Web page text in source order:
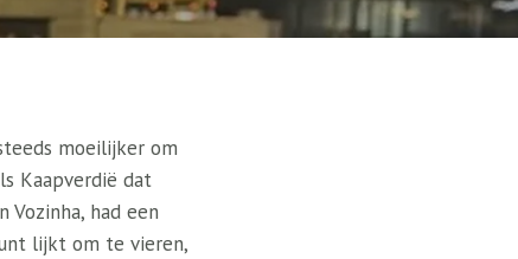
moeilijker om
Kaapverdië dat
had een
lijkt om te vieren,